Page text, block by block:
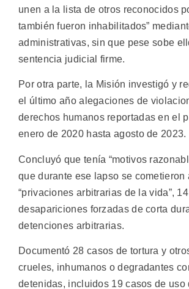
unen a la lista de otros reconocidos
también fueron inhabilitados”
administrativas, sin que pese sobe
sentencia judicial firme.
Por otra parte, la Misión investigó y
el último año alegaciones de
derechos humanos reportadas en el
enero de 2020 hasta agosto de 2023.
Concluyó que tenía “motivos
que durante ese lapso se cometieron
“privaciones arbitrarias de la vida”, 14
desapariciones forzadas de corta
detenciones arbitrarias.
Documentó 28 casos de tortura y
crueles, inhumanos o degradantes
detenidas, incluidos 19 casos de uso